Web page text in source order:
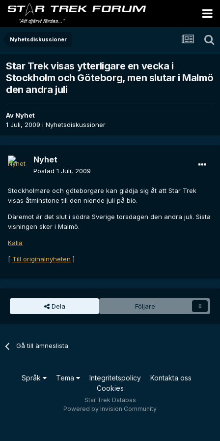
Nyhetsdiskussioner
Star Trek visas ytterligare en vecka i
Stockholm och Göteborg, men slutar i Malmö
den andra juli
Av Nyhet
1 Juli, 2009 i Nyhetsdiskussioner
Nyhet
Postad 1 Juli, 2009
Stockholmare och göteborgare kan glädja sig åt att Star Trek
visas åtminstone till den nionde juli på bio.
Däremot är det slut i södra Sverige torsdagen den andra juli. Sista
visningen sker i Malmö.
Källa
[ Till originalnyheten ]
Dela Följare 0
Gå till ämneslista
Språk Tema Integritetspolicy
Kontakta oss
Cookies
Star Trek Databas
Powered by Invision Community